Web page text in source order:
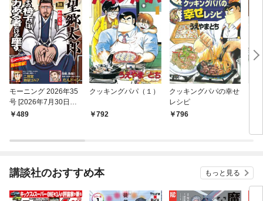
モーニング 2026年35
号 [2026年7月30日発
売]489
クッキングパパ（１）
792
クッキングパパの幸せ
レシピ
796
講談社のおすすめ本 もっと見る